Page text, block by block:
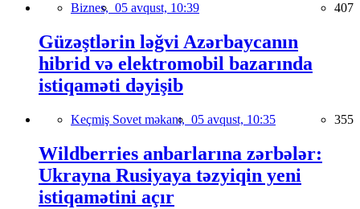
Biznes, 05 avqust, 10:39 407
Güzəştlərin ləğvi Azərbaycanın
hibrid və elektromobil bazarında
istiqaməti dəyişib
Keçmiş Sovet məkanı, 05 avqust, 10:35 355
Wildberries anbarlarına zərbələr:
Ukrayna Rusiyaya təzyiqin yeni
istiqamətini açır